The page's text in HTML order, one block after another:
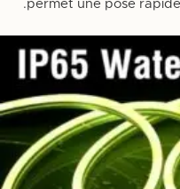
permet une pose